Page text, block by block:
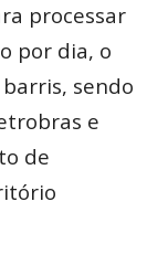
processar
por dia, o
sendo
e
de